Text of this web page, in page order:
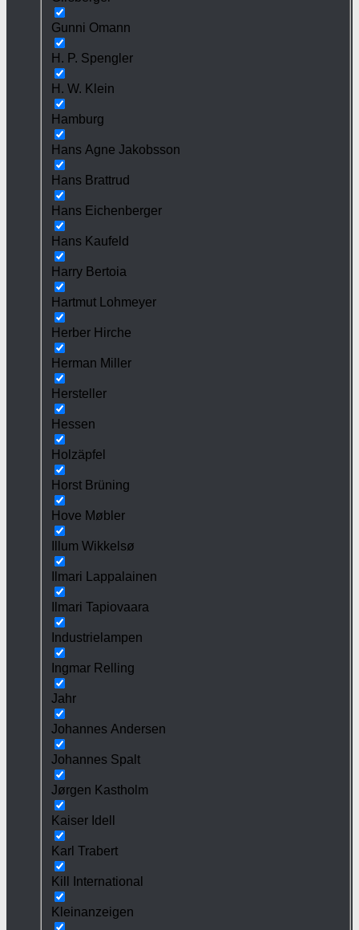
Gunni Omann
H. P. Spengler
H. W. Klein
Hamburg
Hans Agne Jakobsson
Hans Brattrud
Hans Eichenberger
Hans Kaufeld
Harry Bertoia
Hartmut Lohmeyer
Herber Hirche
Herman Miller
Hersteller
Hessen
Holzäpfel
Horst Brüning
Hove Møbler
Illum Wikkelsø
Ilmari Lappalainen
Ilmari Tapiovaara
Industrielampen
Ingmar Relling
Jahr
Johannes Andersen
Johannes Spalt
Jørgen Kastholm
Kaiser Idell
Karl Trabert
Kill International
Kleinanzeigen